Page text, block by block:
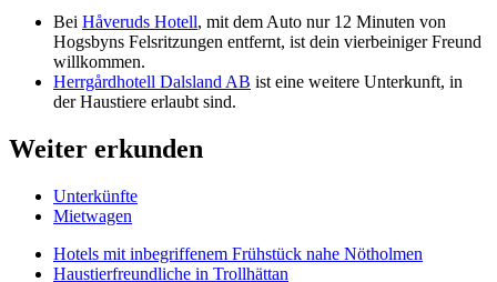
Bei Håveruds Hotell, mit dem Auto nur 12 Minuten von
Hogsbyns Felsritzungen entfernt, ist dein vierbeiniger Freund
willkommen.
Herrgårdhotell Dalsland AB ist eine weitere Unterkunft, in
der Haustiere erlaubt sind.
Weiter erkunden
Unterkünfte
Mietwagen
Hotels mit inbegriffenem Frühstück nahe Nötholmen
Haustierfreundliche in Trollhättan